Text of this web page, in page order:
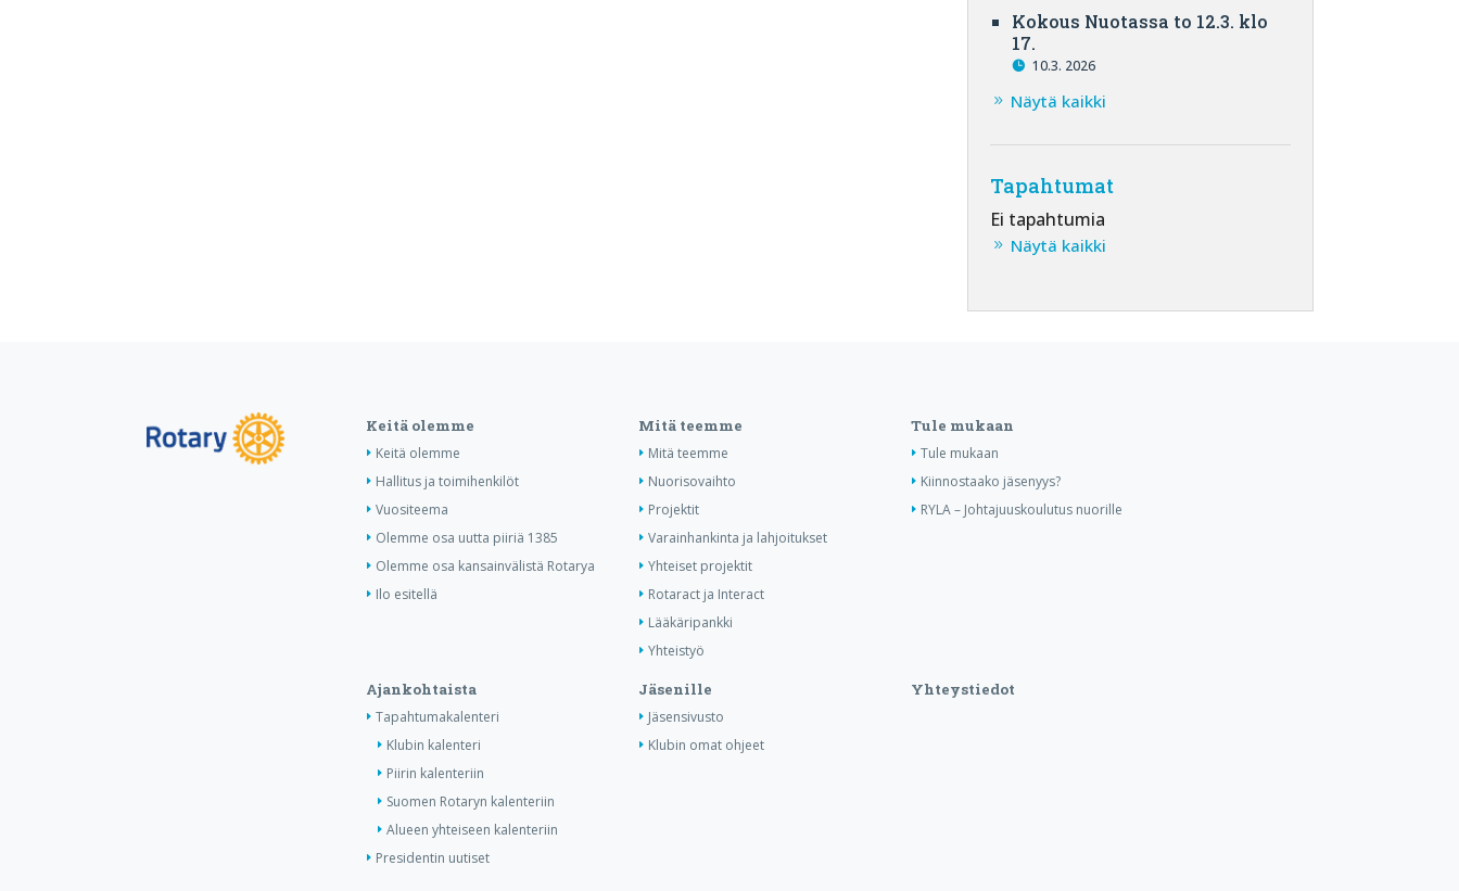
Kokous Nuotassa to 12.3. klo
17.
10.3. 2026
Näytä kaikki
Tapahtumat
Ei tapahtumia
Näytä kaikki
Keitä olemme
Keitä olemme
Hallitus ja toimihenkilöt
Vuositeema
Olemme osa uutta piiriä 1385
Olemme osa kansainvälistä Rotarya
Ilo esitellä
Mitä teemme
Mitä teemme
Nuorisovaihto
Projektit
Varainhankinta ja lahjoitukset
Yhteiset projektit
Rotaract ja Interact
Lääkäripankki
Yhteistyö
Tule mukaan
Tule mukaan
Kiinnostaako jäsenyys?
RYLA – Johtajuuskoulutus nuorille
Ajankohtaista
Tapahtumakalenteri
Klubin kalenteri
Piirin kalenteriin
Suomen Rotaryn kalenteriin
Alueen yhteiseen kalenteriin
Presidentin uutiset
Jäsenille
Jäsensivusto
Klubin omat ohjeet
Yhteystiedot